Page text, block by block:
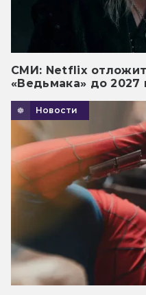
СМИ: Netflix
«Ведьмака» до 2027
Новости